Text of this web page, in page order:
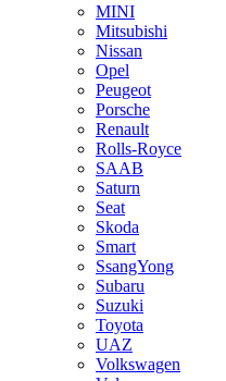
MINI
Mitsubishi
Nissan
Opel
Peugeot
Porsche
Renault
Rolls-Royce
SAAB
Saturn
Seat
Skoda
Smart
SsangYong
Subaru
Suzuki
Toyota
UAZ
Volkswagen